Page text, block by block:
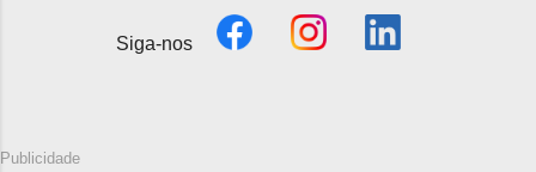
Siga-nos
Publicidade